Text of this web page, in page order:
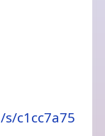
c1cc7a75